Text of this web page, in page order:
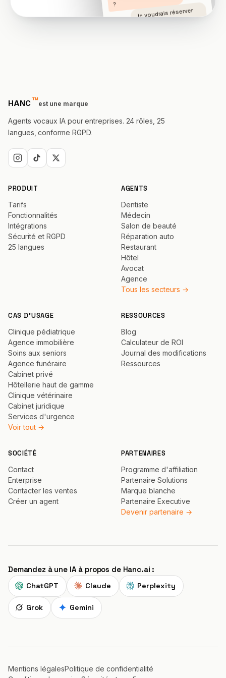
?
Je voudrais réserver
HANC™
trademarkest une marque
Agents vocaux IA pour entreprises. 24 rôles, 25
langues, conforme RGPD.
PRODUIT
Tarifs
Fonctionnalités
Intégrations
Sécurité et RGPD
25 langues
AGENTS
Dentiste
Médecin
Salon de beauté
Réparation auto
Restaurant
Hôtel
Avocat
Agence
Tous les secteurs →
CAS D'USAGE
Clinique pédiatrique
Agence immobilière
Soins aux seniors
Agence funéraire
Cabinet privé
Hôtellerie haut de gamme
Clinique vétérinaire
Cabinet juridique
Services d'urgence
Voir tout →
RESSOURCES
Blog
Calculateur de ROI
Journal des modifications
Ressources
SOCIÉTÉ
Contact
Enterprise
Contacter les ventes
Créer un agent
PARTENAIRES
Programme d'affiliation
Partenaire Solutions
Marque blanche
Partenaire Executive
Devenir partenaire →
Demandez à une IA à propos de Hanc.ai :
ChatGPT Claude Perplexity
Grok Gemini
Mentions légalesPolitique de confidentialité